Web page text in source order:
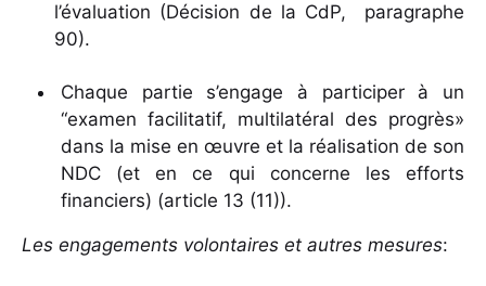
l’évaluation (Décision de la CdP, paragraphe
90).
Chaque partie s’engage à participer à un
“examen facilitatif, multilatéral des progrès»
dans la mise en œuvre et la réalisation de son
NDC (et en ce qui concerne les efforts
financiers) (article 13 (11)).
Les engagements volontaires et autres mesures: